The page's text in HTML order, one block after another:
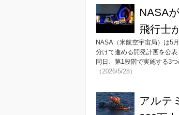
NASA
飛行士
NASA（米航空宇宙局）は5
分けて進める開発計画を公
同日、第1段階で実施する3
（2026/5/28）
アルテ